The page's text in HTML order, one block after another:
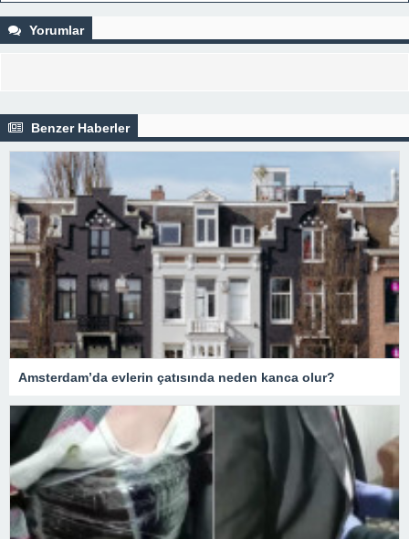
Yorumlar
Benzer Haberler
Amsterdam’da evlerin çatısında neden kanca olur?